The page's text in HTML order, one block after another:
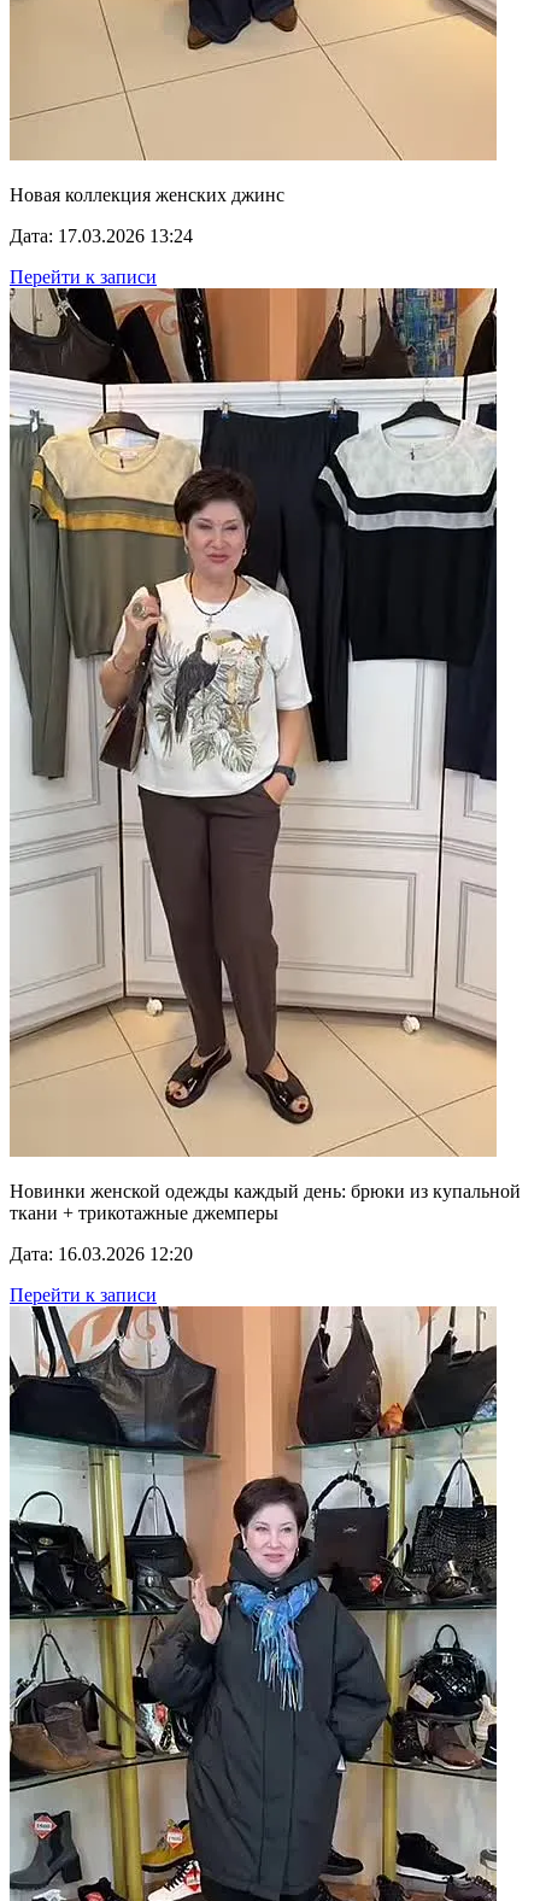
Новая коллекция женских джинс
Дата: 17.03.2026 13:24
Перейти к записи
Новинки женской одежды каждый день: брюки из купальной
ткани + трикотажные джемперы
Дата: 16.03.2026 12:20
Перейти к записи